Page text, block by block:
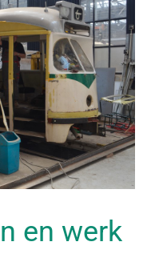
en werk